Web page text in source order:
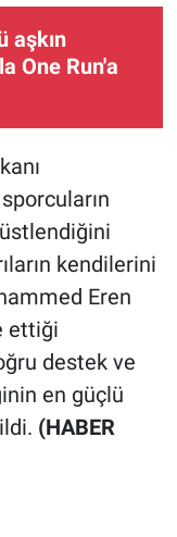
aşkın
One Run'a
kendilerini
Eren
ettiği
destek ve
en güçlü
(HABER